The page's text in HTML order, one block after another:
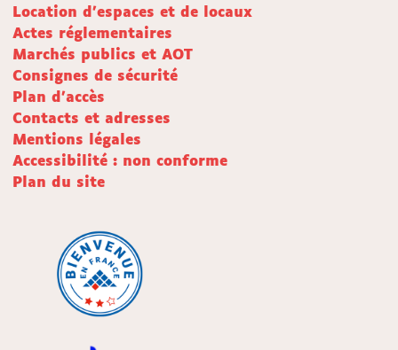
Location d'espaces et de locaux
Actes réglementaires
Marchés publics et AOT
Consignes de sécurité
Plan d'accès
Contacts et adresses
Mentions légales
Accessibilité : non conforme
Plan du site